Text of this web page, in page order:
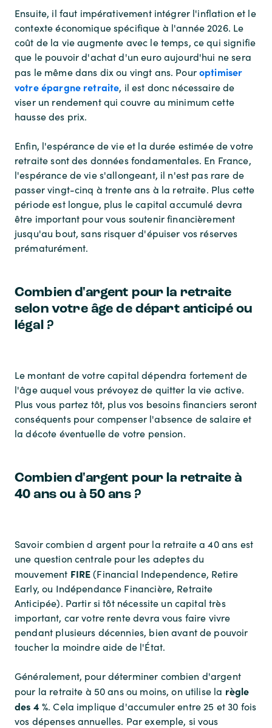
Ensuite, il faut impérativement intégrer l'inflation et le
contexte économique spécifique à l'année 2026. Le
coût de la vie augmente avec le temps, ce qui signifie
que le pouvoir d'achat d'un euro aujourd'hui ne sera
pas le même dans dix ou vingt ans. Pouroptimiser
votre épargne retraite, il est donc nécessaire de
viser un rendement qui couvre au minimum cette
hausse des prix.
Enfin, l'espérance de vie et la durée estimée de votre
retraite sont des données fondamentales. En France,
l'espérance de vie s'allongeant, il n'est pas rare de
passer vingt-cinq à trente ans à la retraite. Plus cette
période est longue, plus le capital accumulé devra
être important pour vous soutenir financièrement
jusqu'au bout, sans risquer d'épuiser vos réserves
prématurément.
Combien d'argent pour la retraite
selon votre âge de départ anticipé ou
légal ?
Le montant de votre capital dépendra fortement de
l'âge auquel vous prévoyez de quitter la vie active.
Plus vous partez tôt, plus vos besoins financiers seront
conséquents pour compenser l'absence de salaire et
la décote éventuelle de votre pension.
Combien d'argent pour la retraite à
40 ans ou à 50 ans ?
Savoircombien d argent pour la retraite a 40 ans est
une question centrale pour les adeptes du
mouvement FIRE(Financial Independence, Retire
Early, ou Indépendance Financière, Retraite
Anticipée). Partir si tôt nécessite un capital très
important, car votre rente devra vous faire vivre
pendant plusieurs décennies, bien avant de pouvoir
toucher la moindre aide de l'État.
Généralement, pour déterminer combien d'argent
pour la retraite à 50 ansou moins, on utilise la règle
des 4 %. Cela implique d'accumuler entre 25 et 30 fois
vos dépenses annuelles. Par exemple, si vous